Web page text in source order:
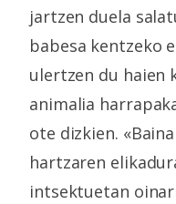
jartzen duela
babesa kentzeko
ulertzen du haien
animalia
ote dizkien.
hartzaren
intsektuetan